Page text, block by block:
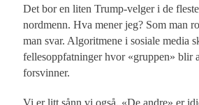
Det bor en liten Trump-velger i de
nordmenn. Hva mener jeg? Som man
man svar. Algoritmene i sosiale media
fellesoppfatninger hvor «gruppen» blir
forsvinner.